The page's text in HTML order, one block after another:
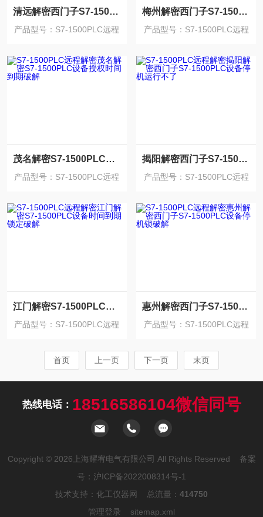
清远解密西门子S7-1500PLC程序卡密码破解
产品型号：S7-1500PLC远程
梅州解密西门子S7-1500PLC程序上载密码破解
产品型号：S7-1500PLC远程
茂名解密S7-1500PLC设备授权时间到期破解
产品型号：S7-1500PLC远程
揭阳解密西门子S7-1500PLC设备停机运行不了
产品型号：S7-1500PLC远程
江门解密S7-1500PLC设备时间到期锁定破解
产品型号：S7-1500PLC远程
惠州解密西门子S7-1500PLC设备停机锁破解
产品型号：S7-1500PLC远程
首页
上一页 下一页 末页
热线电话： 18516586104微信同号
Copyright © 2026上海耀宥电气有限公司 All Rights Reserved 备案
号： 沪ICP备2022008314号-1
技术支持： 化工仪器网 总流量： 414750
管理登录
sitemap.xml